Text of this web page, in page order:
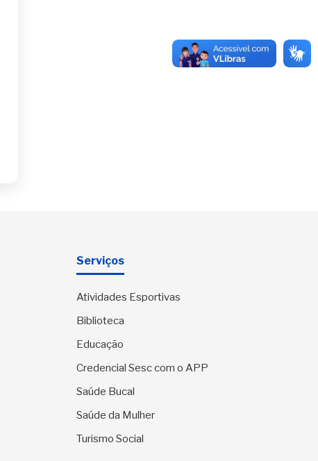
Serviços
Atividades Esportivas
Biblioteca
Educação
Credencial Sesc com o APP
Saúde Bucal
Saúde da Mulher
Turismo Social